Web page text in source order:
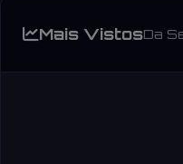
Mais VistosDa